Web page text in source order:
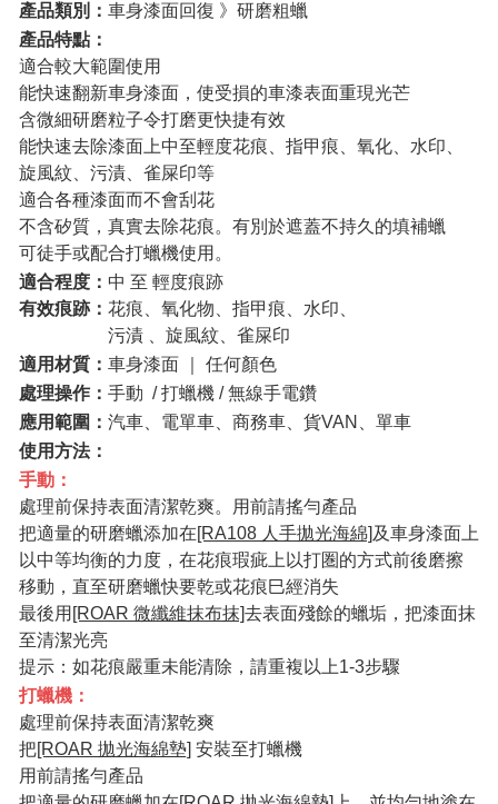
產品類別： 車身漆面回復 》研磨粗蠟
產品特點：
適合較大範圍使用
能快速翻新車身漆面，使受損的車漆表面重現光芒
含微細研磨粒子令打磨更快捷有效
能快速去除漆面上中至輕度花痕、指甲痕、氧化、水印、
旋風紋、污漬、雀屎印等
適合各種漆面而不會刮花
不含矽質，真實去除花痕。有別於遮蓋不持久的填補蠟
可徒手或配合打蠟機使用。
適合程度： 中 至 輕度痕跡
有效痕跡： 花痕、氧化物、指甲痕、水印、
污漬 、旋風紋、雀屎印
適用材質： 車身漆面 ｜ 任何顏色
處理操作： 手動 / 打蠟機 / 無線手電鑽
應用範圍： 汽車、電單車、商務車、貨VAN、單車
使用方法：
手動：
處理前保持表面清潔乾爽。用前請搖勻產品
把適量的研磨蠟添加在[RA108 人手拋光海綿] 及車身漆面上
以中等均衡的力度，在花痕瑕疵上以打圏的方式前後磨擦
移動，直至研磨蠟快要乾或花痕巳經消失
最後用 [ROAR 微纖維抹布抹]去表面殘餘的蠟垢，把漆面抹
至清潔光亮
提示：如花痕嚴重未能清除，請重複以上1-3步驟
打蠟機：
處理前保持表面清潔乾爽
把[ROAR 拋光海綿墊] 安裝至打蠟機
用前請搖勻產品